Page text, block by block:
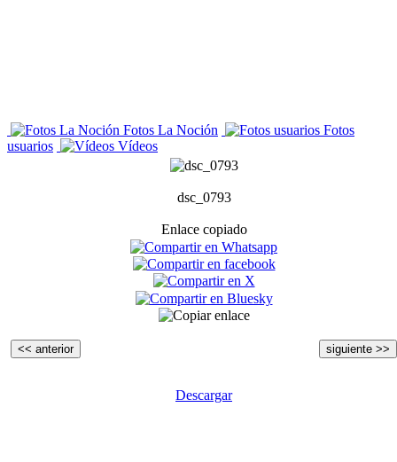
Fotos La Noción
Fotos
usuarios
Vídeos
dsc_0793
Enlace copiado
<< anterior siguiente >>
Descargar